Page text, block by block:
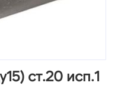
ст.20 исп.1